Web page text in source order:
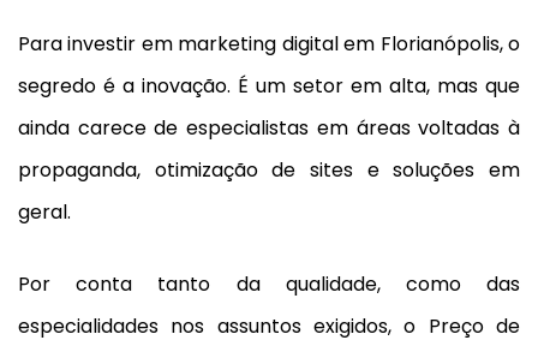
Para investir em marketing digital em Florianópolis, o
segredo é a inovação. É um setor em alta, mas que
ainda carece de especialistas em áreas voltadas à
propaganda, otimização de sites e soluções em
geral.
Por conta tanto da qualidade, como das
especialidades nos assuntos exigidos, o Preço de